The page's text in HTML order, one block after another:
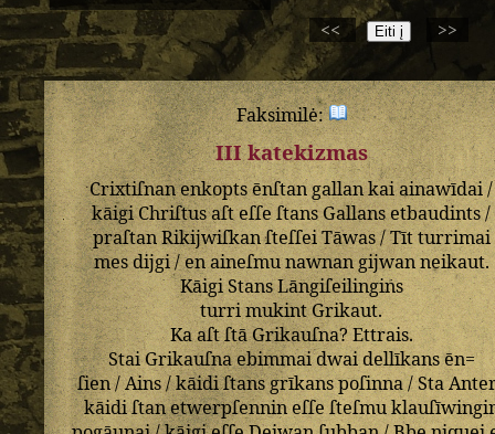
<<
>>
Faksimilė:
III katekizmas
Crixtiſnanenkopts ēnſtangallankaiainawīdai/
kāigiChriſtusaſteſſeſtansGallansetbaudints/
praſtanRikijwiſkanſteſſeiTāwas/Tītturrimai
mesdijgi/enaineſmunawnangijwanneikaut.
KāigiStansLāngiſeilingins
turrimukintGrikaut.
KaaſtſtāGrikauſna?Ettrais.
StaiGrikauſnaebimmaidwaidellīkansēn=
ſien/Ains/kāidiſtansgrīkanspoſinna/Sta
kāidiſtanetwerpſennineſſe ſteſmu